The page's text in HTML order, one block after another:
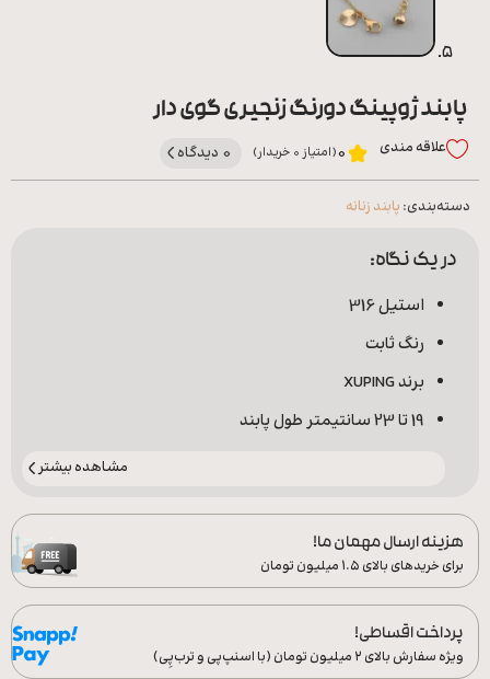
پابند ژوپینگ دورنگ زنجیری گوی دار
علاقه‌ مندی 0(امتیاز 0 خریدار) 0 دیدگاه
دسته‌بندی: پابند زنانه
در یک نگاه:
استیل 316
رنگ ثابت
برند XUPING
19 تا 23 سانتیمتر طول پابند
مشاهده بیشتر
هزینه ارسال مهمان ما!
برای خریدهای بالای ۱.۵ میلیون تومان
پرداخت اقساطی!
ویژه سفارش‌ بالای ۲ میلیون تومان (با اسنپ‌پی و ترب‌پِی)